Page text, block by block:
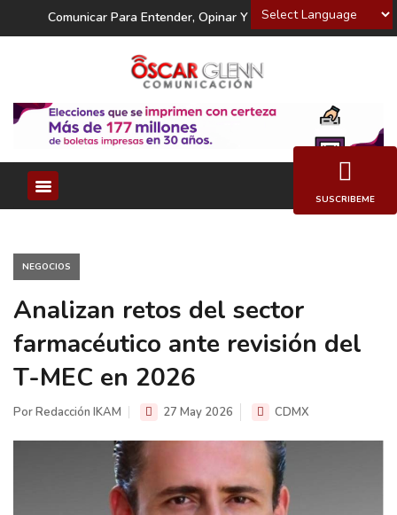
Powered by
Comunicar Para Entender, Opinar Y Decidir
NEGOCIOS
Analizan retos del sector
farmacéutico ante revisión del
T-MEC en 2026
Por Redacción IKAM 27 May 2026 CDMX
SUSCRIBEME